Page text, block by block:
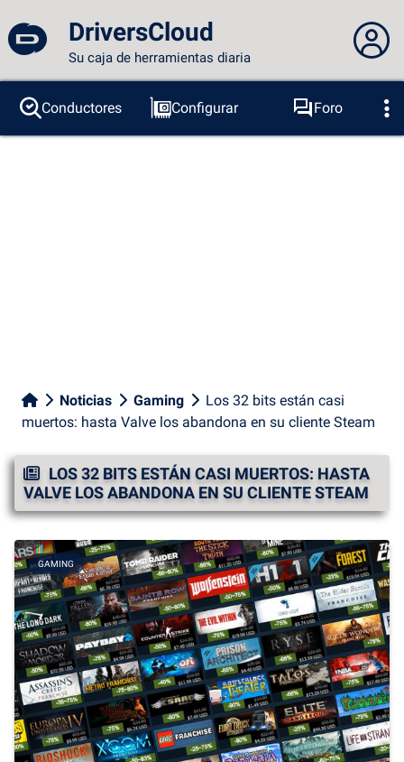
DriversCloud
Su caja de herramientas diaria
No estás conectado...
Acceder al sitio
Conductores Configurar
Foro
Sondas
BSOD Herramientas
Noticias Gaming
Los 32 bits están casi
muertos: hasta Valve los abandona en su cliente Steam
LOS 32 BITS ESTÁN CASI MUERTOS: HASTA
VALVE LOS ABANDONA EN SU CLIENTE STEAM
GAMING